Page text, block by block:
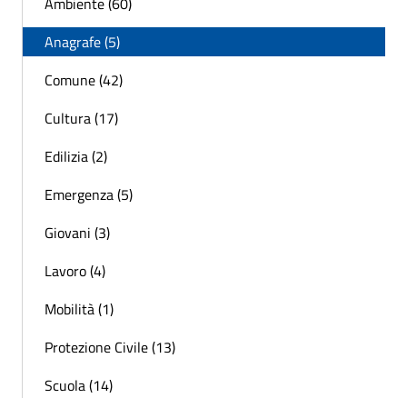
Anagrafe (5)
Comune (42)
Cultura (17)
Edilizia (2)
Emergenza (5)
Giovani (3)
Lavoro (4)
Mobilità (1)
Protezione Civile (13)
Scuola (14)